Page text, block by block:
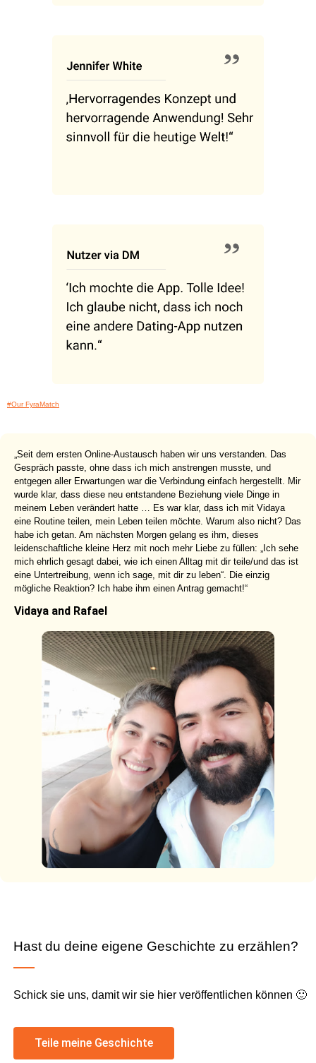
#Our FyraMatch
„Seit dem ersten Online-Austausch haben wir uns verstanden. Das
Gespräch passte, ohne dass ich mich anstrengen musste, und
entgegen aller Erwartungen war die Verbindung einfach hergestellt. Mir
wurde klar, dass diese neu entstandene Beziehung viele Dinge in
meinem Leben verändert hatte … Es war klar, dass ich mit Vidaya
eine Routine teilen, mein Leben teilen möchte. Warum also nicht? Das
habe ich getan. Am nächsten Morgen gelang es ihm, dieses
leidenschaftliche kleine Herz mit noch mehr Liebe zu füllen: „Ich sehe
mich ehrlich gesagt dabei, wie ich einen Alltag mit dir teile/und das ist
eine Untertreibung, wenn ich sage, mit dir zu leben“. Die einzig
mögliche Reaktion? Ich habe ihm einen Antrag gemacht!“
Vidaya and Rafael
Hast du deine eigene Geschichte zu erzählen?
Schick sie uns, damit wir sie hier veröffentlichen können 🙂
Teile meine Geschichte